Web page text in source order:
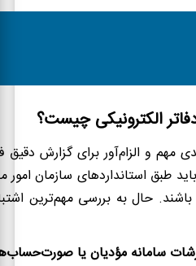
الکترونیکی چیست؟
مهم و الزام‌آور برای گزارش دقیق
طبق استانداردهای سازمان امور
باشند. حال به بررسی مهم‌ترین
سامانه مؤدیان یا